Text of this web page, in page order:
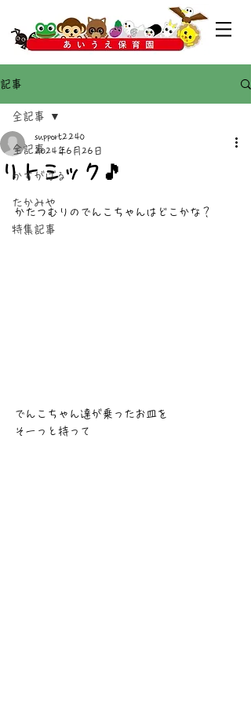
記事
全記事
かすがばる
たかみや
特集記事
全記事
リトミック🎵
support2240
2024年6月26日
かたつむりのでんこちゃんはどこかな？
でんこちゃん達が乗ったお皿を
そーっと持って